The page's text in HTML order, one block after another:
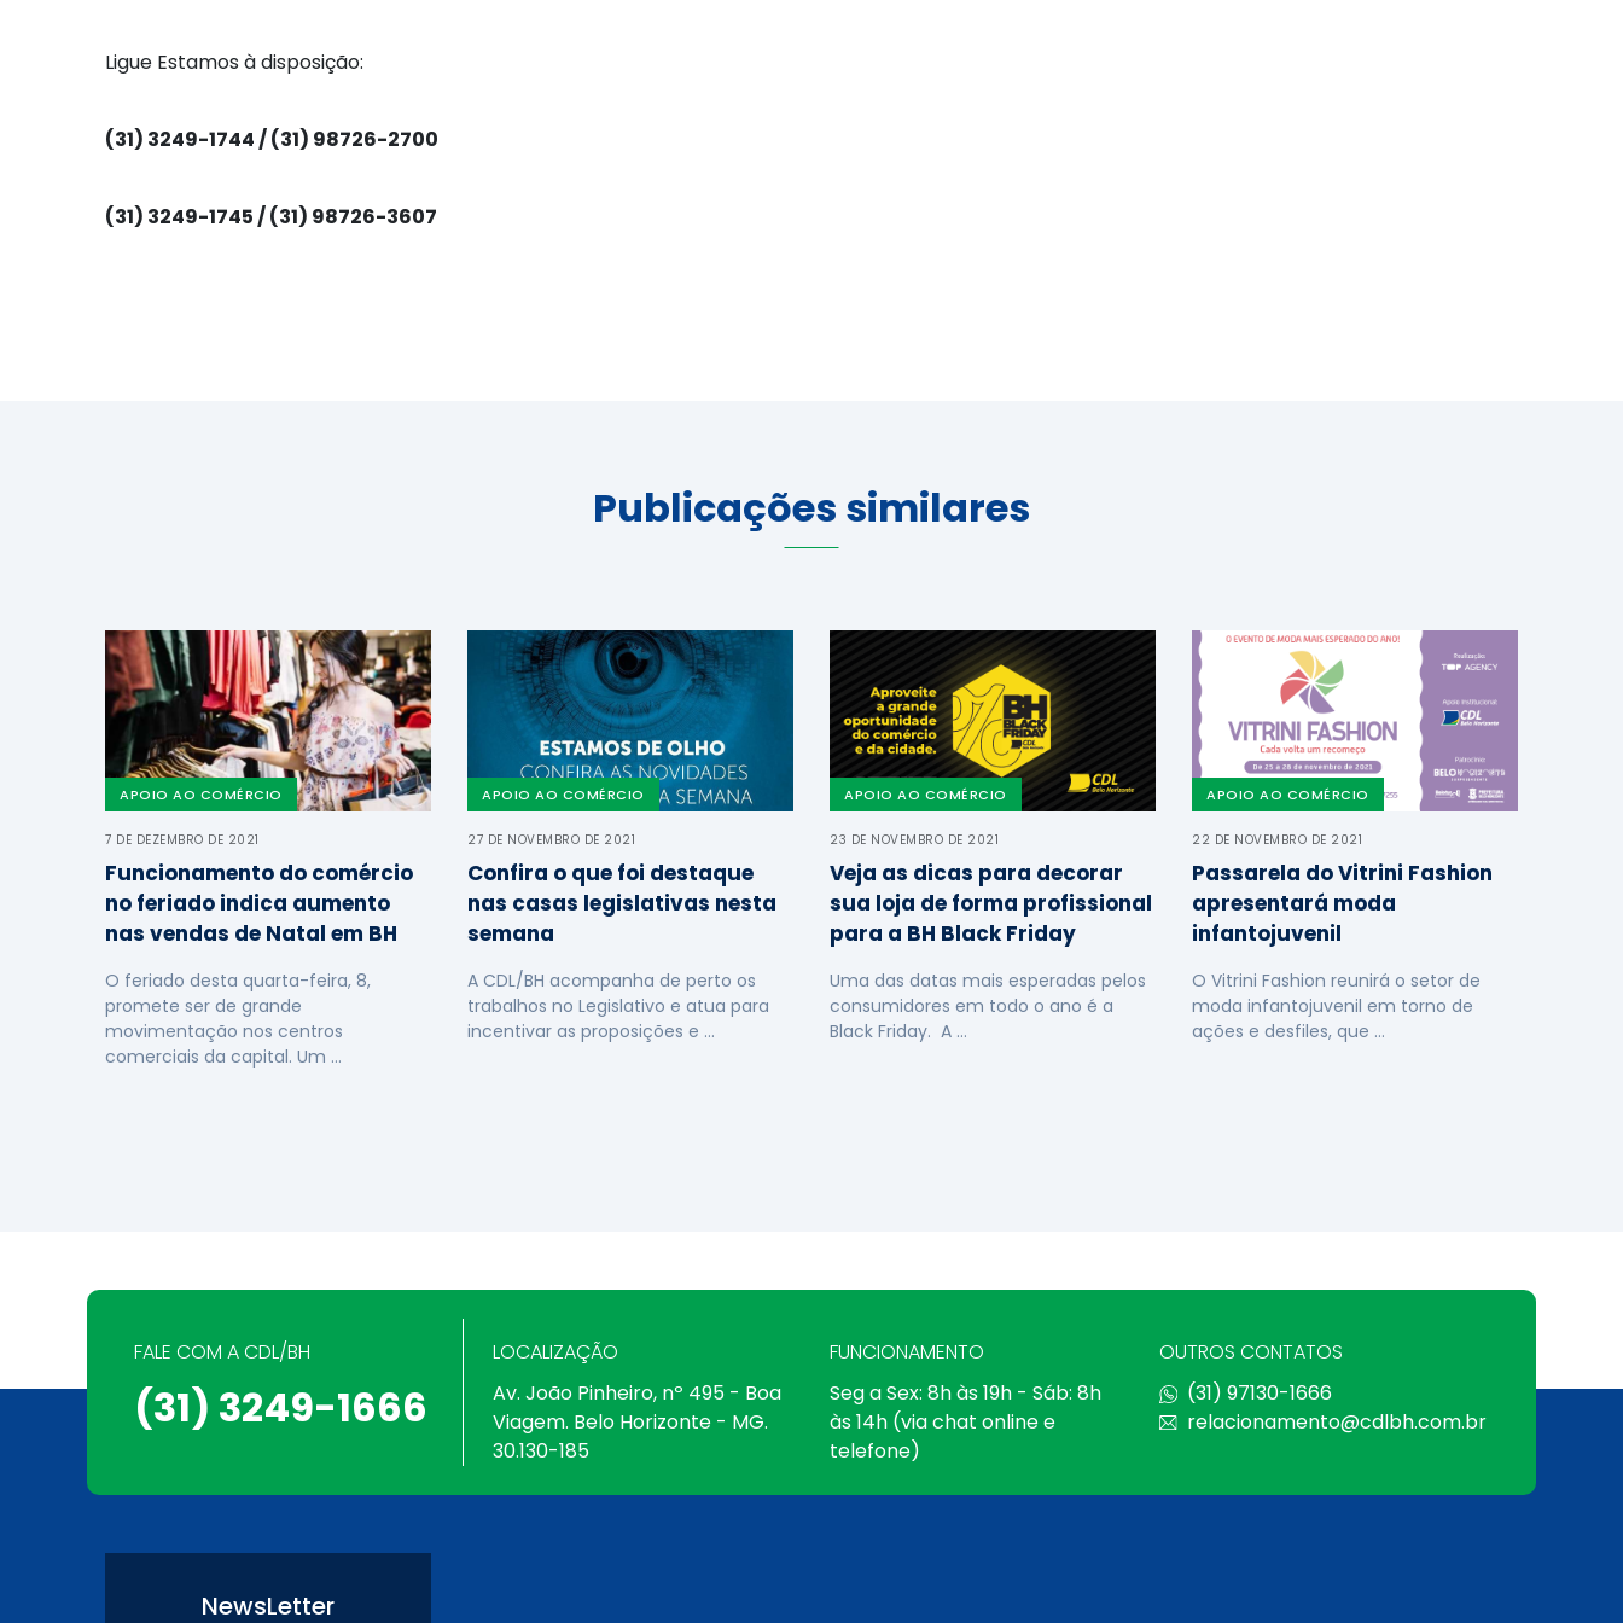
Ligue Estamos à disposição:
(31) 3249-1744 / (31) 98726-2700
(31) 3249-1745 / (31) 98726-3607
Publicações similares
APOIO AO COMÉRCIO
7 DE DEZEMBRO DE 2021
Funcionamento do comércio
no feriado indica aumento
nas vendas de Natal em BH
O feriado desta quarta-feira, 8,
promete ser de grande
movimentação nos centros
comerciais da capital. Um …
APOIO AO COMÉRCIO
27 DE NOVEMBRO DE 2021
Confira o que foi destaque
nas casas legislativas nesta
semana
A CDL/BH acompanha de perto os
trabalhos no Legislativo e atua para
incentivar as proposições e …
APOIO AO COMÉRCIO
23 DE NOVEMBRO DE 2021
Veja as dicas para decorar
sua loja de forma profissional
para a BH Black Friday
Uma das datas mais esperadas pelos
consumidores em todo o ano é a
Black Friday. A …
APOIO AO COMÉRCIO
22 DE NOVEMBRO DE 2021
Passarela do Vitrini Fashion
apresentará moda
infantojuvenil
O Vitrini Fashion reunirá o setor de
moda infantojuvenil em torno de
ações e desfiles, que …
FALE COM A CDL/BH
(31) 3249-1666
LOCALIZAÇÃO
Av. João Pinheiro, nº 495 - Boa
Viagem. Belo Horizonte - MG.
30.130-185
FUNCIONAMENTO
Seg a Sex: 8h às 19h - Sáb: 8h
às 14h (via chat online e
telefone)
OUTROS CONTATOS
(31) 97130-1666
relacionamento@cdlbh.com.br
NewsLetter